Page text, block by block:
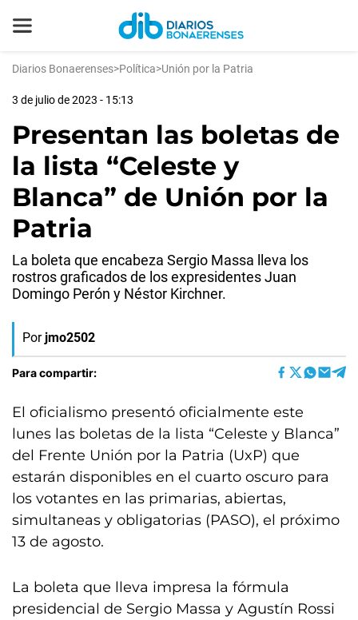
Diarios Bonaerenses>Política>Unión por la Patria
3 de julio de 2023 - 15:13
Presentan las boletas de
la lista “Celeste y
Blanca” de Unión por la
Patria
La boleta que encabeza Sergio Massa lleva los
rostros graficados de los expresidentes Juan
Domingo Perón y Néstor Kirchner.
Por jmo2502
Para compartir:
El oficialismo presentó oficialmente este
lunes las boletas de la lista “Celeste y Blanca”
del Frente Unión por la Patria (UxP) que
estarán disponibles en el cuarto oscuro para
los votantes en las primarias, abiertas,
simultaneas y obligatorias (PASO), el próximo
13 de agosto.
La boleta que lleva impresa la fórmula
presidencial de Sergio Massa y Agustín Rossi